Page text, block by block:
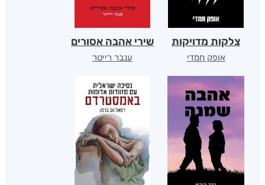
צלקות מדויקות
אופק חמדי
שירי אהבה אסורים
ענבר רייטר